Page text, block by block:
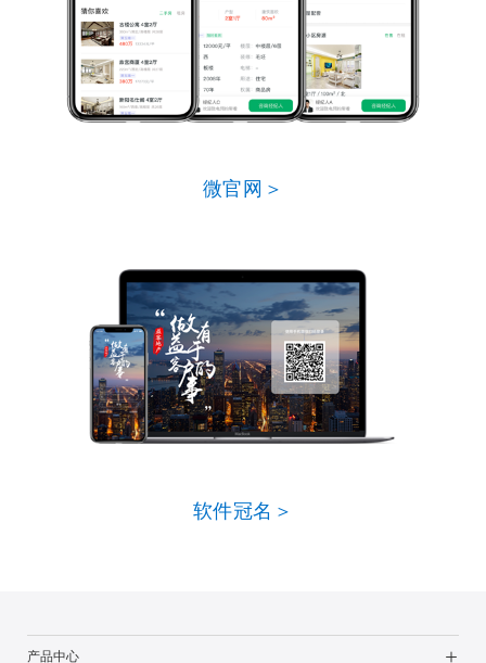
微官网＞
软件冠名＞
产品中心